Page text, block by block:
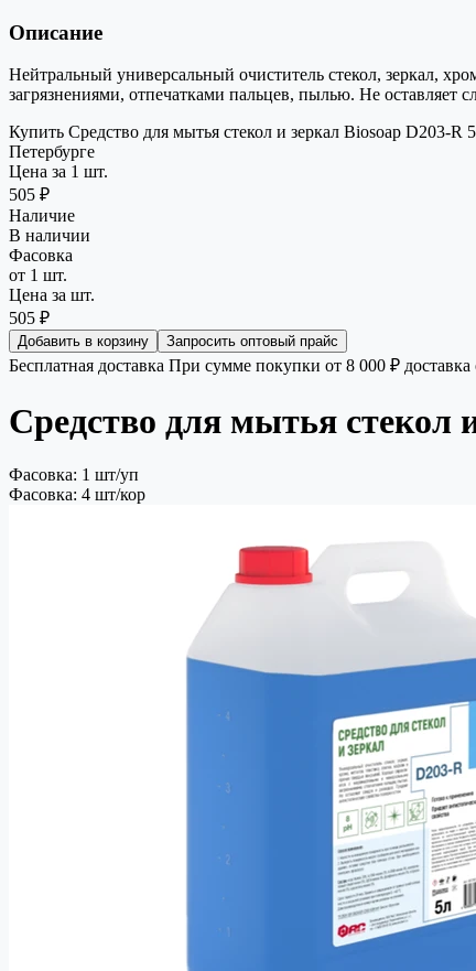
Описание
Нейтральный универсальный очиститель стекол, зеркал,
загрязнениями, отпечатками пальцев, пылью. Не оставляет
Купить Средство для мытья стекол и зеркал Biosoap D203-
Петербурге
Цена за 1 шт.
505 ₽
Наличие
В наличии
Фасовка
от 1 шт.
Цена за шт.
505 ₽
Добавить в корзину Запросить оптовый прайс
Бесплатная доставка При сумме покупки от 8 000 ₽ доставка
Средство для мытья стекол
Фасовка: 1 шт/уп
Фасовка: 4 шт/кор